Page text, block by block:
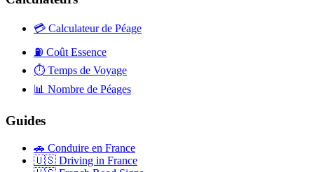
💳 Calculateur de Péage
⛽ Coût Essence
⏱️ Temps de Voyage
📊 Nombre de Péages
Guides
🚗 Conduire en France
🇺🇸 Driving in France